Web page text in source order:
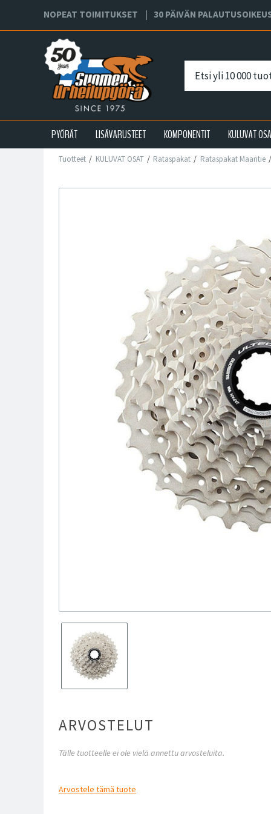
NOPEAT TOIMITUKSET 30 PÄIVÄN
PYÖRÄT LISÄVARUSTEET KOMPONENTIT KULUVAT
Tuotteet KULUVAT OSAT Rataspakat Rataspakat Maantie
ARVOSTELUT
Tälle tuotteelle ei ole vielä annettu arvosteluita.
Arvostele tämä tuote